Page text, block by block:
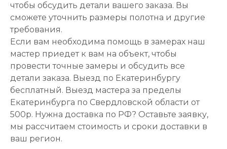
чтобы обсудить детали вашего заказа. Вы
сможете уточнить размеры полотна и другие
требования.
Если вам необходима помощь в замерах наш
мастер приедет к вам на объект, чтобы
провести точные замеры и обсудить все
детали заказа. Выезд по Екатеринбургу
бесплатный. Выезд мастера за пределы
Екатеринбурга по Свердловской области от
500р. Нужна доставка по РФ? Оставьте заявку,
мы рассчитаем стоимость и сроки доставки в
ваш регион.